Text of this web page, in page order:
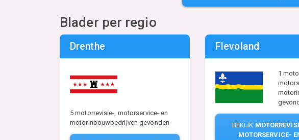
Blader per regio
Drenthe
5 motorrevisie-, motorservice- en
motorinbouwbedrijven gevonden
Flevoland
1
BEKIJK
MOTORSERVICE-